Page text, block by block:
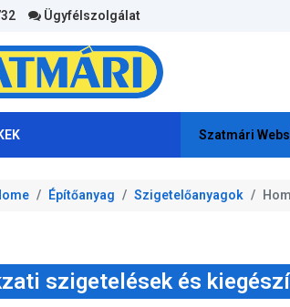
Ügyfélszolgálat
Szatmári
Építőanyag Szigetelőanyagok
szigetelések és